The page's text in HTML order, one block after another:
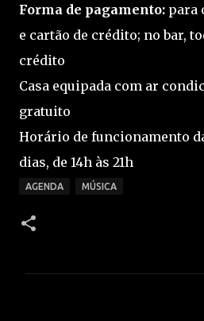
Forma de pagamento: para
e cartão de crédito; no bar,
crédito
Casa equipada com ar
gratuito
Horário de funcionamento
dias, de 14h às 21h
AGENDA MÚSICA